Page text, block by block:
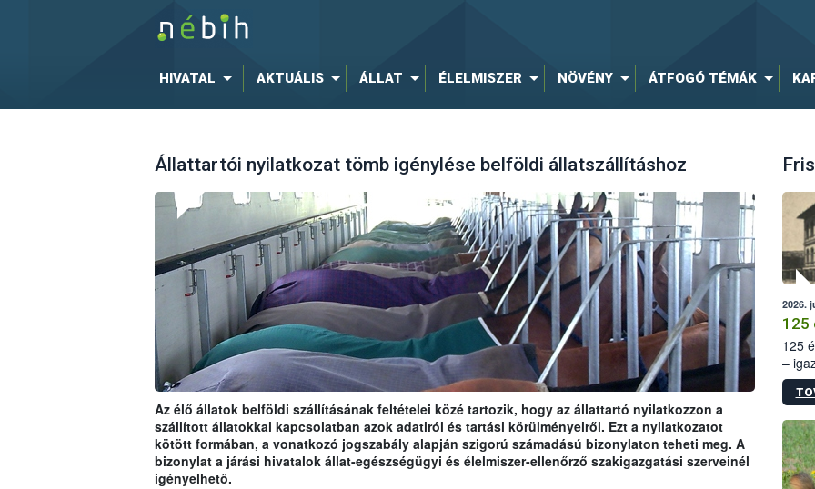
HIVATAL AKTUÁLIS ÁLLAT ÉLELMISZER NÖVÉNY ÁTFOGÓ TÉMÁK
Állattartói nyilatkozat tömb igénylése belföldi állatszállításhoz
Az élő állatok belföldi szállításának feltételei közé tartozik, hogy az állattartó nyilatkozzon a
szállított állatokkal kapcsolatban azok adatiról és tartási körülményeiről. Ezt a nyilatkozatot
kötött formában, a vonatkozó jogszabály alapján szigorú számadású bizonylaton teheti meg. A
bizonylat a járási hivatalok állat-egészségügyi és élelmiszer-ellenőrző szakigazgatási szerveinél
igényelhető.
2026.
125
125
–
15.